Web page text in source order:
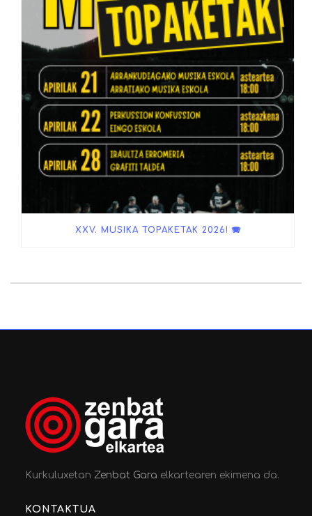
XXV. MUSIKA TOPAKETAK 2026! 🪗
KurkuluxetanZenbat Gara elkartearen ekimena da.
KONTAKTUA